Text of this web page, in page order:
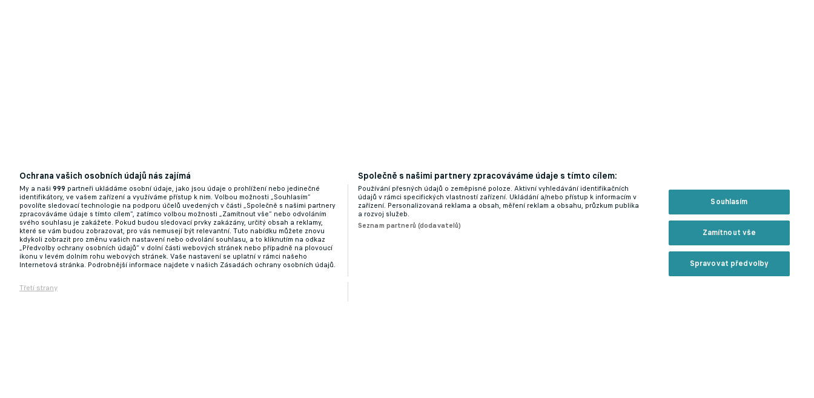
Ochrana vašich osobních údajů nás zajímá
My a naši 999 partneři ukládáme osobní údaje, jako jsou údaje o prohlížení nebo jedinečné
identifikátory, ve vašem zařízení a využíváme přístup k nim. Volbou možnosti „Souhlasím“
povolíte sledovací technologie na podporu účelů uvedených v části „Společně s našimi partnery
zpracováváme údaje s tímto cílem“, zatímco volbou možnosti „Zamítnout vše“ nebo odvoláním
svého souhlasu je zakážete. Pokud budou sledovací prvky zakázány, určitý obsah a reklamy,
které se vám budou zobrazovat, pro vás nemusejí být relevantní. Tuto nabídku můžete znovu
kdykoli zobrazit pro změnu vašich nastavení nebo odvolání souhlasu, a to kliknutím na odkaz
„Předvolby ochrany osobních údajů“ v dolní části webových stránek nebo případně na plovoucí
ikonu v levém dolním rohu webových stránek. Vaše nastavení se uplatní v rámci našeho
Internetová stránka. Podrobnější informace najdete v našich Zásadách ochrany osobních údajů.
Třetí strany
Společně s našimi partnery zpracováváme údaje s tímto cílem:
Používání přesných údajů o zeměpisné poloze. Aktivní vyhledávání identifikačních
údajů v rámci specifických vlastností zařízení. Ukládání a/nebo přístup k informacím v
zařízení. Personalizovaná reklama a obsah, měření reklam a obsahu, průzkum publika
a rozvoj služeb.
Seznam partnerů (dodavatelů)
Souhlasím
Zamítnout vše
Spravovat předvolby